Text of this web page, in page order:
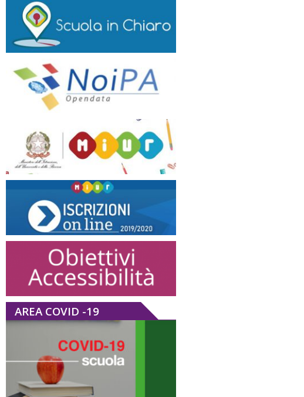
AREA COVID -19